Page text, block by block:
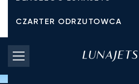
CZARTER ODRZUTOWCA
KOSZTY CZARTERU
PRYWATNE ODRZUTOWCE